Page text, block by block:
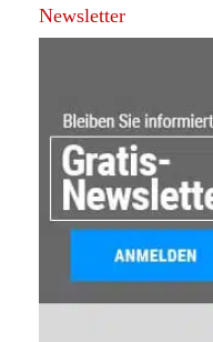
Newsletter